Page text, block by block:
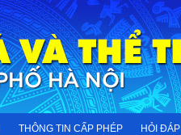
THÔNG TIN CẤP PHÉP HỎI ĐÁP